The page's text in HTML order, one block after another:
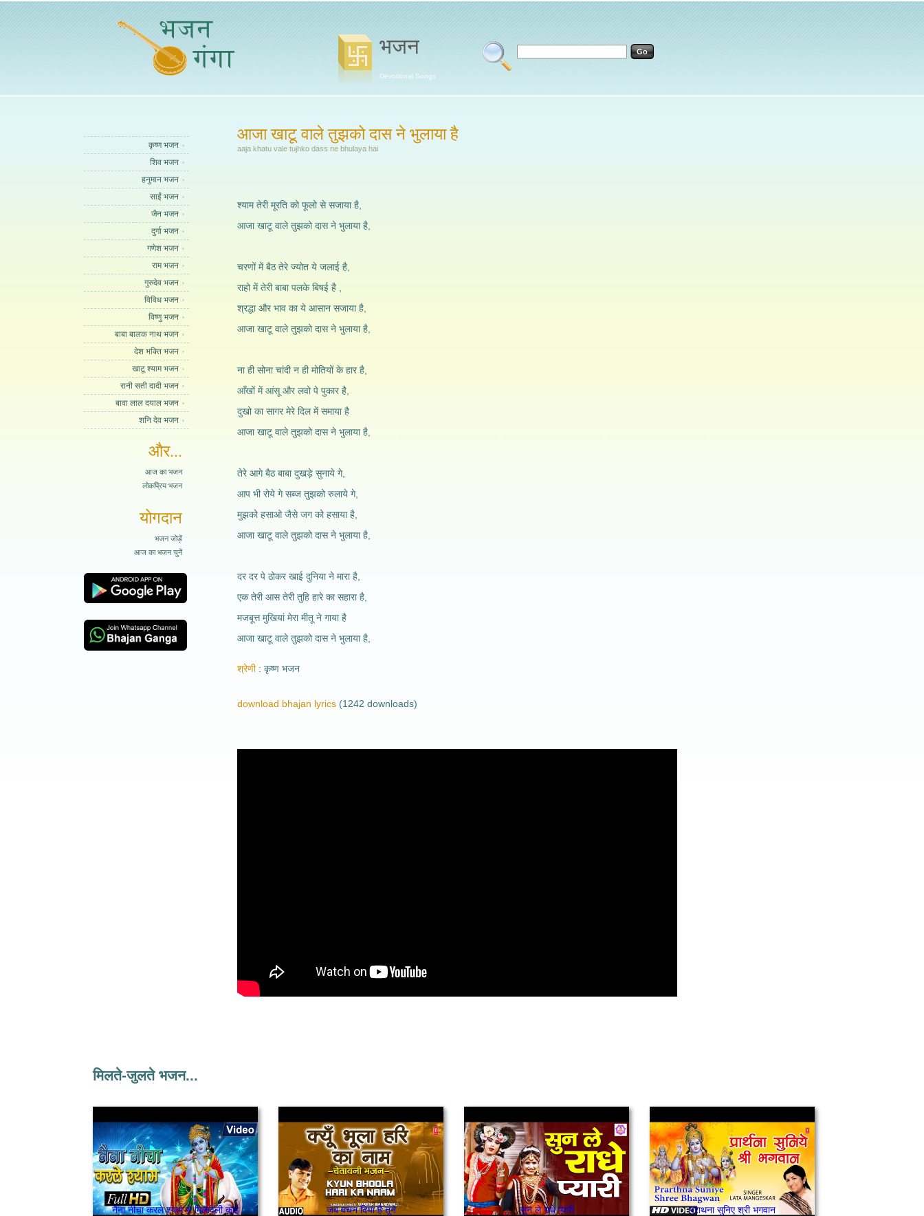
भजन
Devotional Songs
कृष्ण भजन
शिव भजन
हनुमान भजन
साईं भजन
जैन भजन
दुर्गा भजन
गणेश भजन
राम भजन
गुरुदेव भजन
विविध भजन
विष्णु भजन
बाबा बालक नाथ भजन
देश भक्ति भजन
खाटू श्याम भजन
रानी सती दादी भजन
बावा लाल दयाल भजन
शनि देव भजन
और...
आज का भजन
लोकप्रिय भजन
योगदान
भजन जोड़ें
आज का भजन चुनें
आजा खाटू वाले तुझको दास ने भुलाया है
aaja khatu vale tujhko dass ne bhulaya hai
श्याम तेरी मूरति को फूलो से सजाया है,
आजा खाटू वाले तुझको दास ने भुलाया है,
चरणों में बैठ तेरे ज्योत ये जलाई है,
राहो में तेरी बाबा पलके बिषई है ,
श्रद्धा और भाव का ये आसान सजाया है,
आजा खाटू वाले तुझको दास ने भुलाया है,
ना ही सोना चांदी न ही मोतियों के हार है,
आँखों में आंसू और लवो पे पुकार है,
दुखो का सागर मेरे दिल में समाया है
आजा खाटू वाले तुझको दास ने भुलाया है,
तेरे आगे बैठ बाबा दुखड़े सुनाये गे,
आप भी रोये गे सब्ज तुझको रुलाये गे,
मुझको हसाओ जैसे जग को हसाया है,
आजा खाटू वाले तुझको दास ने भुलाया है,
दर दर पे ठोकर खाई दुनिया ने मारा है,
एक तेरी आस तेरी तुहि हारे का सहारा है,
मजबूत्त मुखियां मेरा मीतू ने गाया है
आजा खाटू वाले तुझको दास ने भुलाया है,
श्रेणी कृष्ण भजन
download bhajan lyrics (1242 downloads)
मिलते-जुलते भजन...
नैना नीचा करले श्याम से मिलावेली काई जब वचन दिया है तूने सुन ले राधे प्यारी प्राथना सुनिए श्री भगवान